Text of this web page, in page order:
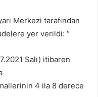
Merkezi tarafından
yer verildi: “
Salı) itibaren
4 ila 8 derece